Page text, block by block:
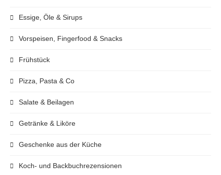
Essige, Öle & Sirups
Vorspeisen, Fingerfood & Snacks
Frühstück
Pizza, Pasta & Co
Salate & Beilagen
Getränke & Liköre
Geschenke aus der Küche
Koch- und Backbuchrezensionen